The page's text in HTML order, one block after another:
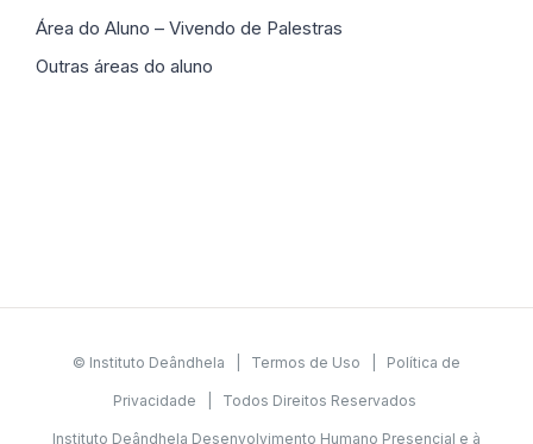
Área do Aluno – Vivendo de Palestras
Outras áreas do aluno
© Instituto Deândhela | Termos de Uso Política de
Privacidade | Todos Direitos Reservados
Instituto Deândhela Desenvolvimento Humano Presencial e à